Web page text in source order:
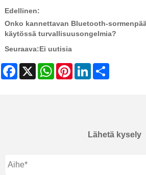
Edellinen:
Onko kannettavan Bluetooth-
käytössä turvallisuusongelmia?
Seuraava:Ei uutisia
Facebook
X WhatsAppPinterestLinkedIn
Lähetä kysely